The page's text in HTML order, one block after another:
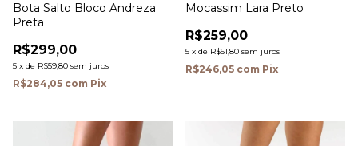
Bota Salto Bloco Andreza
Preta
R$299,00
5 x de R$59,80 sem juros
R$284,05 com Pix
Mocassim Lara Preto
R$259,00
5 x de R$51,80 sem juros
R$246,05 com Pix